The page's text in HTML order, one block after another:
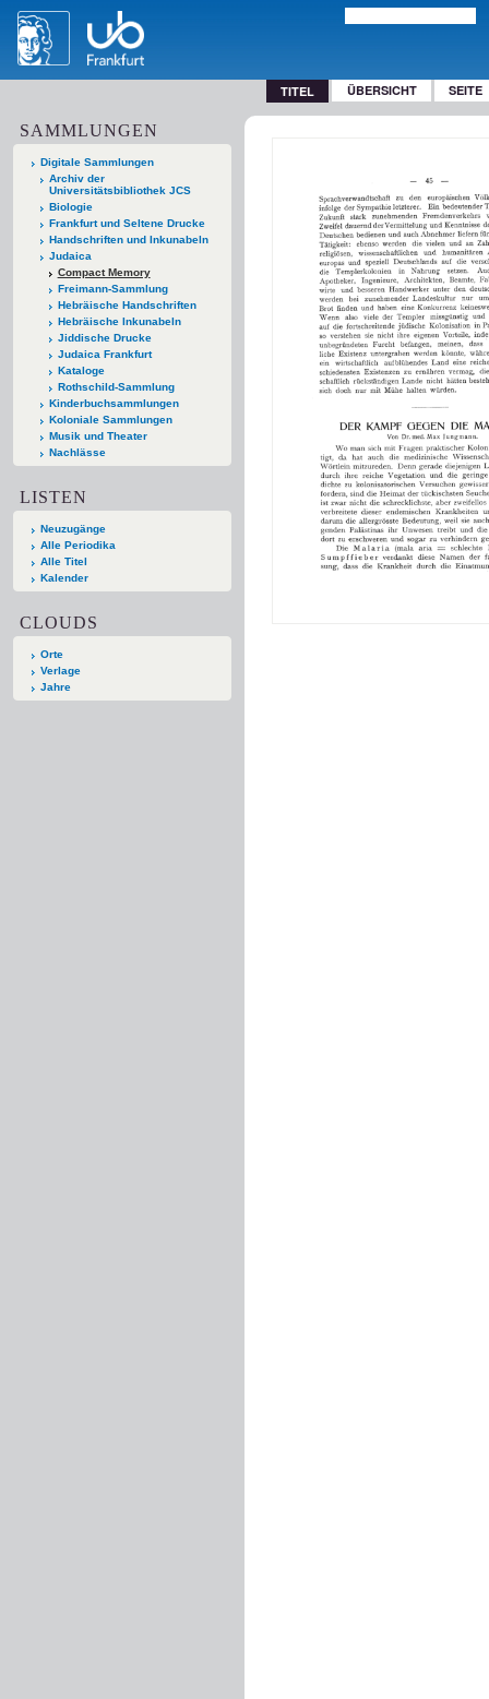
TITEL ÜBERSICHT SEITE
SAMMLUNGEN
Digitale Sammlungen
Archiv der
Universitätsbibliothek JCS
Biologie
Frankfurt und Seltene Drucke
Handschriften und Inkunabeln
Judaica
Compact Memory
Freimann-Sammlung
Hebräische Handschriften
Hebräische Inkunabeln
Jiddische Drucke
Judaica Frankfurt
Kataloge
Rothschild-Sammlung
Kinderbuchsammlungen
Koloniale Sammlungen
Musik und Theater
Nachlässe
LISTEN
Neuzugänge
Alle Periodika
Alle Titel
Kalender
CLOUDS
Orte
Verlage
Jahre